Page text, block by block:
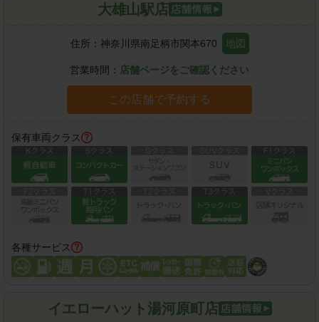
大雄山駅店
住所： 神奈川県南足柄市関本670 地図
営業時間： 店舗ページをご確認ください
この店舗で予約する
保有車両クラス
各種サービス
イエローハット湯河原町店